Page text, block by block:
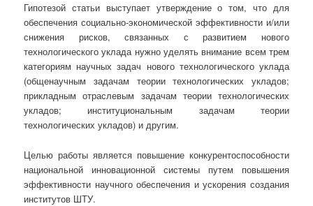
Гипотезой статьи выступает утверждение о том, что для
обеспечения социально-экономической эффективности и/или
снижения рисков, связанных с развитием нового
технологического уклада нужно уделять внимание всем трем
категориям научных задач нового технологического уклада
(общенаучным задачам теории технологических укладов;
прикладным отраслевым задачам теории технологических
укладов; институциональным задачам теории
технологических укладов) и другим.
Целью работы является повышение конкурентоспособности
национальной инновационной системы путем повышения
эффективности научного обеспечения и ускорения создания
институтов ШТУ.